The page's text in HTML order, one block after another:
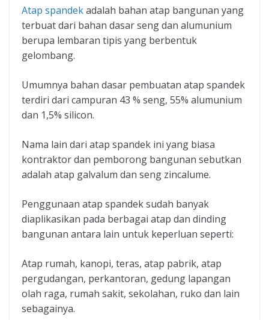
Atap spandekadalah bahan atap bangunan yang
terbuat dari bahan dasar seng dan alumunium
berupa lembaran tipis yang berbentuk
gelombang.
Umumnya bahan dasar pembuatan atap spandek
terdiri dari campuran 43 % seng, 55% alumunium
dan 1,5% silicon.
Nama lain dari atap spandek ini yang biasa
kontraktor dan pemborong bangunan sebutkan
adalah atap galvalum dan seng zincalume.
Penggunaan atap spandek sudah banyak
diaplikasikan pada berbagai atap dan dinding
bangunan antara lain untuk keperluan seperti:
Atap rumah, kanopi, teras, atap pabrik, atap
pergudangan, perkantoran, gedung lapangan
olah raga, rumah sakit, sekolahan, ruko dan lain
sebagainya.